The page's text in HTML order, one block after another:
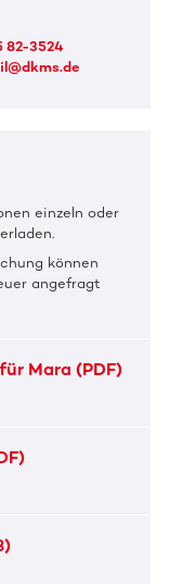
82-3524
einzeln oder
können
angefragt
Mara (PDF)